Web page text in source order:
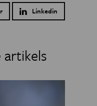
Linkedin
artikels